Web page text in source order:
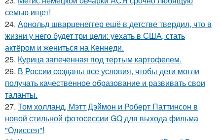
семью ищет!
24. Арнольд шварценеггер ещё в детстве твердил, что в
жизни у него будет три цели: уехать в США, стать
актёром и жениться на Кеннеди.
25. Курица запеченная под тертым картофелем.
26. В России созданы все условия, чтобы дети могли
получать качественное образование и развивать свои
таланты.
27. Том холланд, Мэтт Дэймон и Роберт Паттинсон в
новой стильной фотосессии GQ для выхода фильма
"Одиссея"!